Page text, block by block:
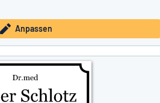
Anpassen